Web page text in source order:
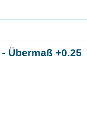
Übermaß +0.25